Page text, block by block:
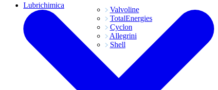
Valvoline
TotalEnergies
Cyclon
Allegrini
Shell
Lubrichimica